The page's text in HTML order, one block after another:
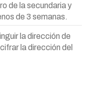
de la secundaria y
de 3 semanas.
la dirección de
la dirección del